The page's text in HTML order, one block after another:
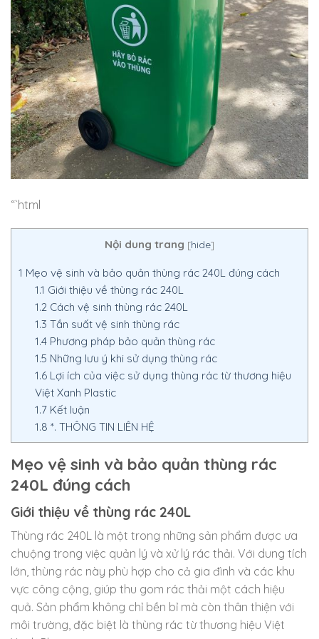
“`html
Nội dung trang [hide]
1 Mẹo vệ sinh và bảo quản thùng rác 240L đúng cách
1.1 Giới thiệu về thùng rác 240L
1.2 Cách vệ sinh thùng rác 240L
1.3 Tần suất vệ sinh thùng rác
1.4Phương pháp bảo quản thùng rác
1.5 Những lưu ý khi sử dụng thùng rác
1.6Lợi ích của việc sử dụng thùng rác từ thương hiệu
Việt Xanh Plastic
1.7Kết luận
1.8 *. THÔNG TIN LIÊN HỆ
Mẹo vệ sinh và bảo quản thùng rác
240L đúng cách
Giới thiệu về thùng rác 240L
Thùng rác 240L là một trong những sản phẩm được ưa
chuộng trong việc quản lý và xử lý rác thải. Với dung tích
lớn, thùng rác này phù hợp cho cả gia đình và các khu
vực công cộng, giúp thu gom rác thải một cách hiệu
quả. Sản phẩm không chỉ bền bỉ mà còn thân thiện với
môi trường, đặc biệt là thùng rác từ thương hiệu Việt